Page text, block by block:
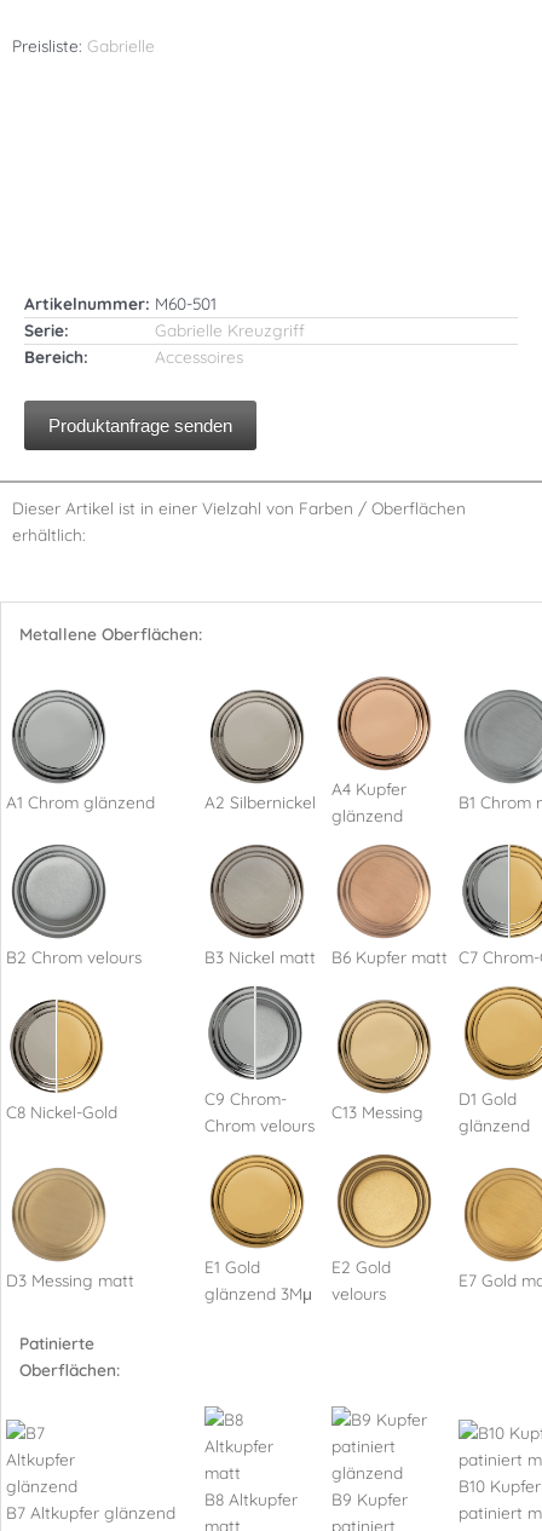
Preisliste: Gabrielle
Artikelnummer: M60-501
Serie:
Gabrielle Kreuzgriff
Bereich:
Accessoires
Produktanfrage senden
Dieser Artikel ist in einer Vielzahl von Farben / Oberflächen
erhältlich:
Metallene Oberflächen:
A1 Chrom glänzend A2 Silbernickel
A4 Kupfer
glänzend
B1 Chrom
B2 Chrom velours B3 Nickel matt B6 Kupfer matt C7
C8 Nickel-Gold
C9 Chrom-
Chrom velours
C13 Messing
D1 Gold
glänzend
D3 Messing matt
E1 Gold
glänzend 3Mμ
E2 Gold
velours
E7 Gold
Patinierte
Oberflächen:
B7 Altkupfer glänzend
B8 Altkupfer
matt
B9 Kupfer
patiniert
B10 Kupfer
patiniert